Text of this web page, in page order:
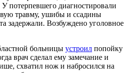
У потерпевшего диагностировали
травму, ушибы и ссадины
задержали. Возбуждено уголовное
больницы устроил попойку
врач сделал ему замечание и
схватил нож и набросился на